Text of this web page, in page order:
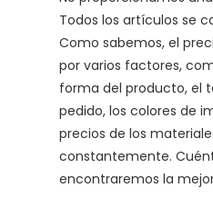
Todos los artículos se
Como sabemos, el
por varios factores,
forma del producto, el
pedido, los colores de
precios de los
constantemente.
encontraremos la